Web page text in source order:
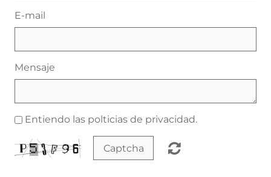
E-mail
Mensaje
Entiendo las polticias de privacidad.